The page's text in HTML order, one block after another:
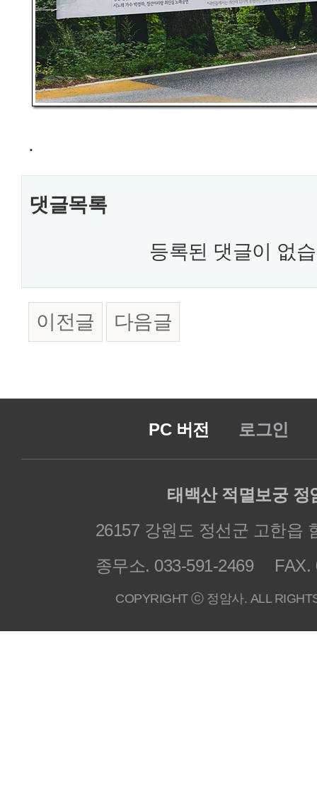
.
댓글목록
등록된 댓글이 없
이전글 다음글
PC 버전 로그인
태백산 적멸보궁 정
26157 강원도 정선군 고한읍
종무소. 033-591-2469
FAX.
COPYRIGHT ⓒ 정암사. ALL